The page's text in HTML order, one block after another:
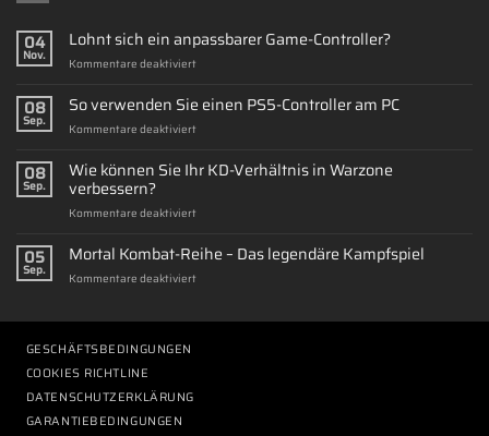
04
Nov.
Lohnt sich ein anpassbarer Game-Controller?
Kommentare deaktiviertfür
sich
ein
anpassbarer
Controller?
08
Sep.
So verwenden Sie einen PS5-Controller am PC
Kommentare deaktiviertfür
verwenden
Sie
PS5-
am
08
Sep.
Wie können Sie Ihr KD-Verhältnis in Warzone
verbessern?
Kommentare deaktiviertfür
können
Sie
Ihr
05
Sep.
Mortal Kombat-Reihe – Das legendäre Kampfspiel
Kommentare deaktiviertfür
GESCHÄFTSBEDINGUNGEN
COOKIES RICHTLINE
DATENSCHUTZERKLÄRUNG
GARANTIEBEDINGUNGEN